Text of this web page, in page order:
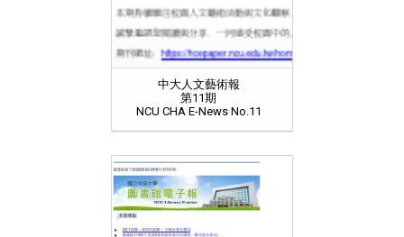
中大人文藝術報
第11期
NCU CHA E-News No.11